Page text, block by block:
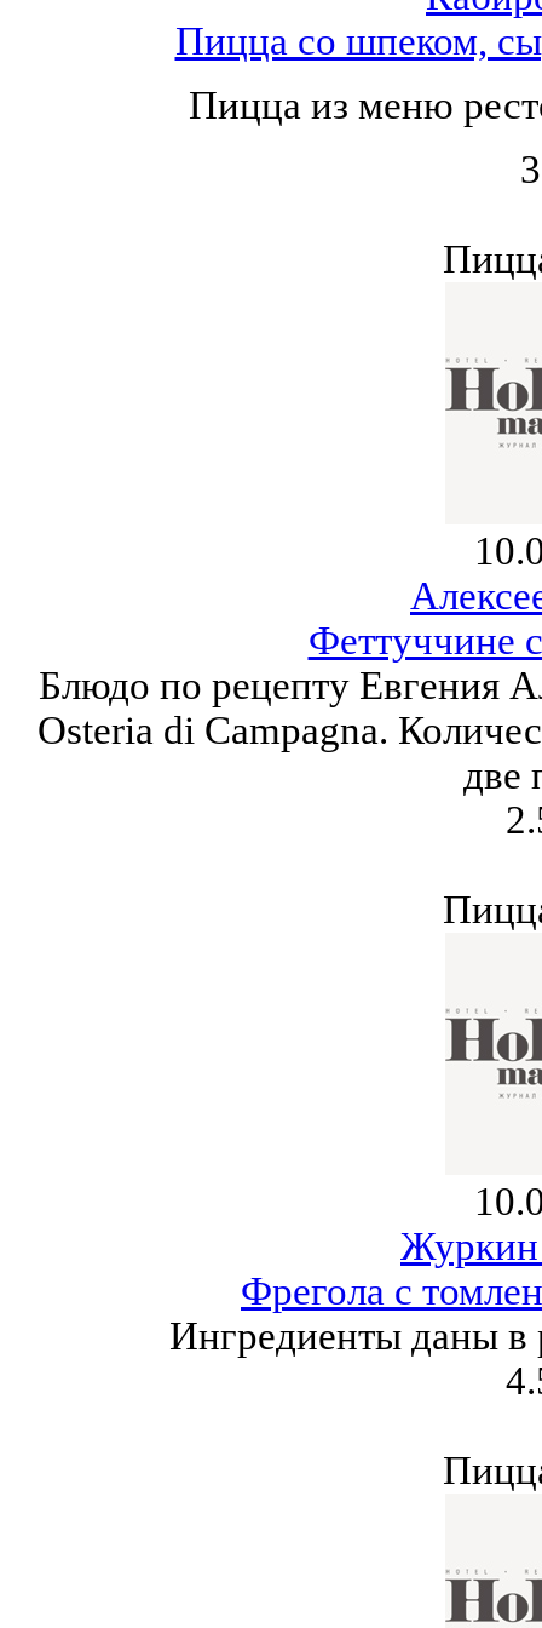
Пицца со шпеком,
Пицца из меню
Феттуччине
Блюдо по рецепту Евгения
Osteria di Campagna.
две
Журкин
Фрегола с
Ингредиенты даны в